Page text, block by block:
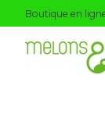
Boutique en